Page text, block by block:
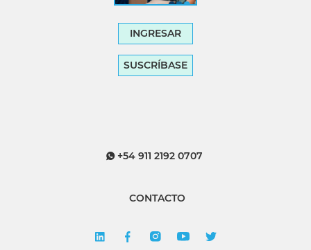
INGRESAR
SUSCRÍBASE
+54 911 2192 0707
CONTACTO